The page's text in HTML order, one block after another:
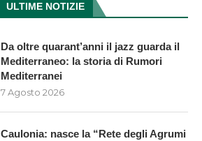
ULTIME NOTIZIE
Da oltre quarant’anni il jazz guarda il
Mediterraneo: la storia di Rumori
Mediterranei
7 Agosto 2026
Caulonia: nasce la “Rete degli Agrumi